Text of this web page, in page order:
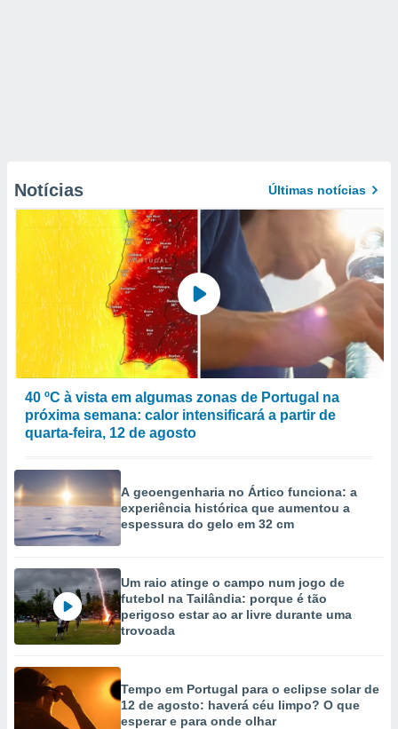
Notícias Últimas notícias
40 ºC à vista em algumas zonas de Portugal na
próxima semana: calor intensificará a partir de
quarta-feira, 12 de agosto
A geoengenharia no Ártico funciona: a
experiência histórica que aumentou a
espessura do gelo em 32 cm
Um raio atinge o campo num jogo de
futebol na Tailândia: porque é tão
perigoso estar ao ar livre durante uma
trovoada
Tempo em Portugal para o eclipse solar de
12 de agosto: haverá céu limpo? O que
esperar e para onde olhar